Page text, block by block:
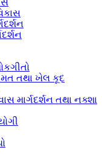
તથા ખેલ કૂદ
માર્ગદર્શન તથા નક્શા